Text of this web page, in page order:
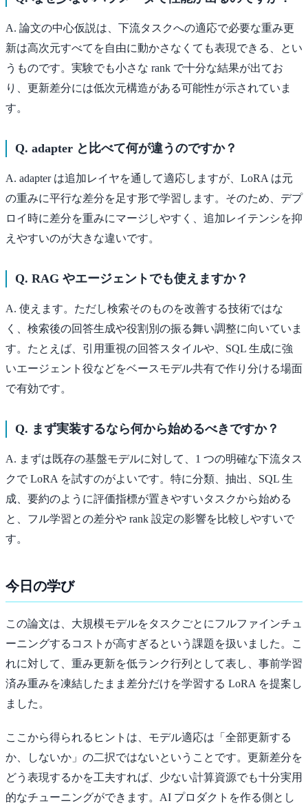
A. 論文の中心仮説は、下流タスクへの適応で必要な重み更
新は高次元すべてを自由に動かさなくても表現できる、とい
うものです。実験でも小さな rank で十分な結果が出てお
り、更新差分には低次元構造がある可能性が示されていま
す。
Q. adapter と比べて何が違うのですか？
A. adapter は追加レイヤを通して適応しますが、LoRA は元
の重みに平行な差分を足す形で学習します。そのため、デプ
ロイ時に差分を重みにマージしやすく、追加レイテンシを抑
えやすいのが大きな違いです。
Q. RAG やエージェントでも使えますか？
A. 使えます。ただし検索そのものを改善する技術ではな
く、検索後の回答生成や役割別の振る舞い調整に向いていま
す。たとえば、引用重視の回答スタイルや、SQL 生成に強
いエージェント役などをベースモデル共有で作り分ける場面
で有効です。
Q. まず実装するなら何から始めるべきですか？
A. まずは既存の基盤モデルに対して、1 つの明確な下流タス
クで LoRA を試すのがよいです。特に分類、抽出、SQL 生
成、要約のように評価指標が置きやすいタスクから始める
と、フル学習との差分や rank 設定の影響を比較しやすいで
す。
今日の学び
この論文は、大規模モデルをタスクごとにフルファインチュ
ーニングするコストが高すぎるという課題を扱いました。こ
れに対して、重み更新を低ランク行列として表し、事前学習
済み重みを凍結したまま差分だけを学習する LoRA を提案し
ました。
ここから得られるヒントは、モデル適応は「全部更新する
か、しないか」の二択ではないということです。更新差分を
どう表現するかを工夫すれば、少ない計算資源でも十分実用
的なチューニングができます。AI プロダクトを作る側とし